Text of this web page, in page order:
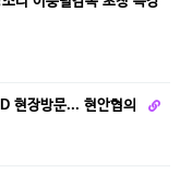
현장방문... 현안협의